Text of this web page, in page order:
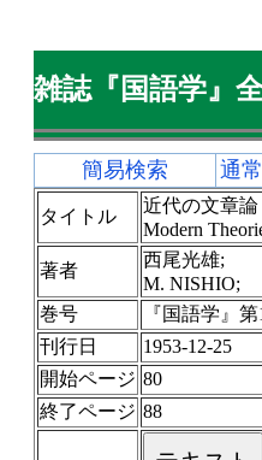
雑誌『国語学』
簡易検索 通
タイトル
近代の文章論
Modern
著者
西尾光雄;
M. NISHIO;
巻号
『国語学』
刊行日
1953-12-25
開始ページ 80
終了ページ 88